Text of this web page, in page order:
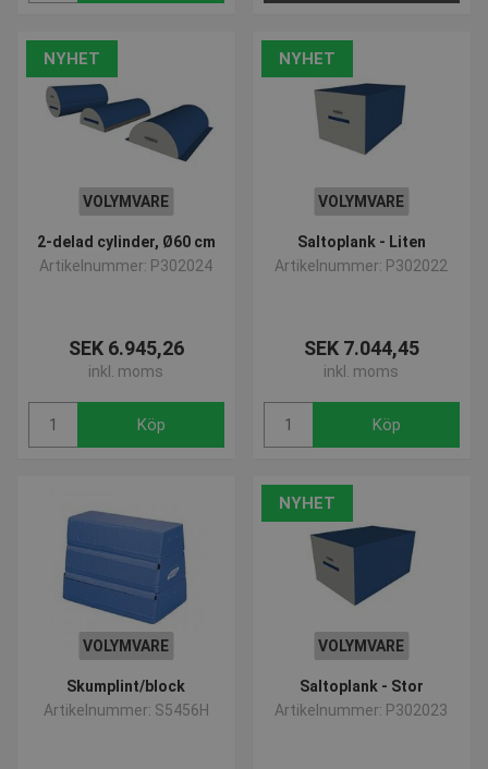
VOLYMVARE
NYHET
2-delad cylinder, Ø60 cm
Artikelnummer: P302024
SEK 6.945,26
inkl. moms
Köp
VOLYMVARE
NYHET
Saltoplank - Liten
Artikelnummer: P302022
SEK 7.044,45
inkl. moms
Köp
VOLYMVARE
Skumplint/block
Artikelnummer: S5456H
VOLYMVARE
NYHET
Saltoplank - Stor
Artikelnummer: P302023